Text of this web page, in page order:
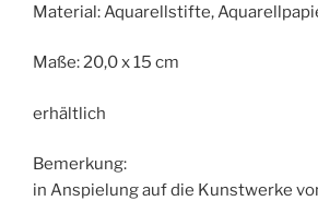
Material: Aquarellstifte,
Maße:20,0 x 15 cm
erhältlich
Bemerkung:
in Anspielung auf die Kunstwerke